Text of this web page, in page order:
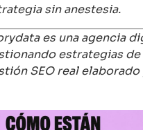
sin anestesia.
es una agencia
estrategias
SEO real